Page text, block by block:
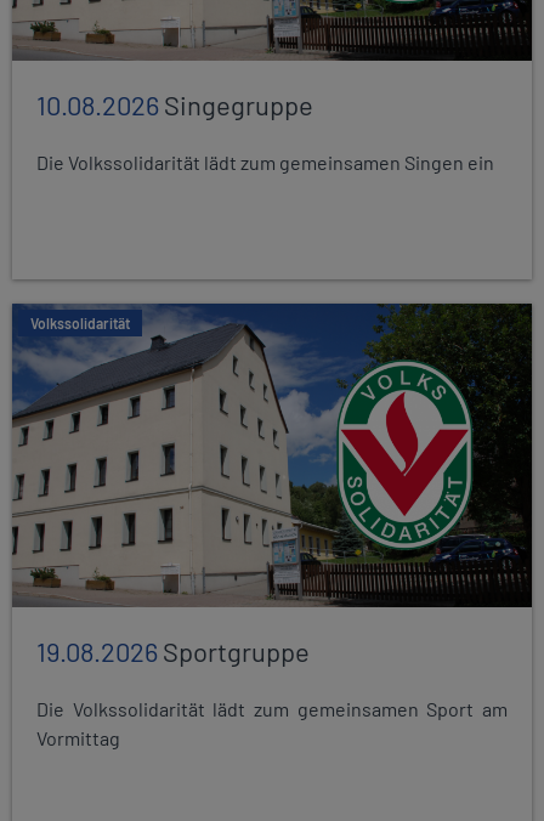
10.08.2026Singegruppe
Die Volkssolidarität lädt zum gemeinsamen Singen ein
Volkssolidarität
19.08.2026Sportgruppe
Die Volkssolidarität lädt zum gemeinsamen Sport am
Vormittag